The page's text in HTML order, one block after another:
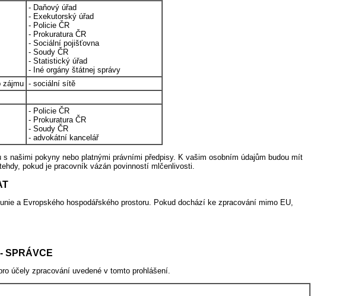
- Daňový úřad
- Exekutorský úřad
- Policie ČR
- Prokuratura ČR
- Sociální pojišťovna
- Soudy ČR
- Statistický úřad
- Iné orgány štátnej správy
zájmu - sociální sítě
- Policie ČR
- Prokuratura ČR
- Soudy ČR
- advokátní kancelář
našimi pokyny nebo platnými právními předpisy. K vašim osobním údajům budou mít
pokud je pracovník vázán povinností mlčenlivosti.
a Evropského hospodářského prostoru. Pokud dochází ke zpracování mimo EU,
SPRÁVCE
účely zpracování uvedené v tomto prohlášení.